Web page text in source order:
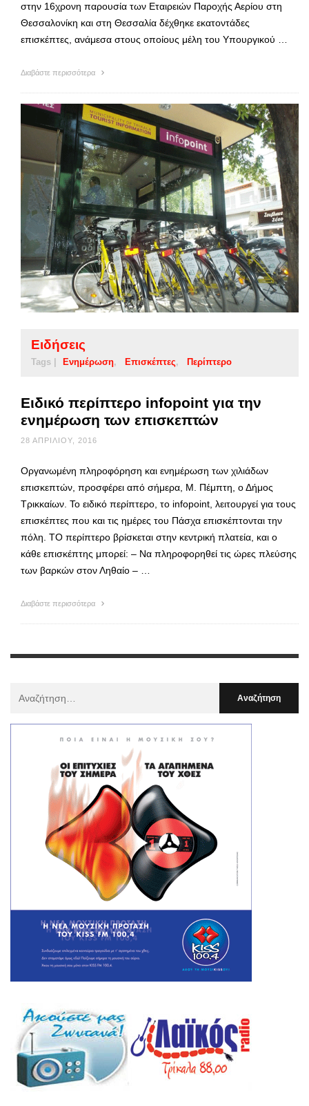
στην 16χρονη παρουσία των Εταιρειών Παροχής Αερίου στη
Θεσσαλονίκη και στη Θεσσαλία δέχθηκε εκατοντάδες
επισκέπτες, ανάμεσα στους οποίους μέλη του Υπουργικού …
Διαβάστε περισσότερα
Ειδήσεις
Tags | Ενημέρωση Επισκέπτες Περίπτερο
Ειδικό περίπτερο infopoint για την
ενημέρωση των επισκεπτών
28 ΑΠΡΙΛΊΟΥ, 2016
Οργανωμένη πληροφόρηση και ενημέρωση των χιλιάδων
επισκεπτών, προσφέρει από σήμερα, Μ. Πέμπτη, ο Δήμος
Τρικκαίων. Το ειδικό περίπτερο, το infopoint, λειτουργεί για τους
επισκέπτες που και τις ημέρες του Πάσχα επισκέπτονται την
πόλη. ΤΟ περίπτερο βρίσκεται στην κεντρική πλατεία, και ο
κάθε επισκέπτης μπορεί: – Να πληροφορηθεί τις ώρες πλεύσης
των βαρκών στον Ληθαίο – …
Διαβάστε περισσότερα
: